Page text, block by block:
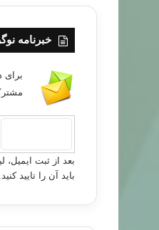
خبرنامه
برای
بعد از ثبت
باید آن را تایید کنید.